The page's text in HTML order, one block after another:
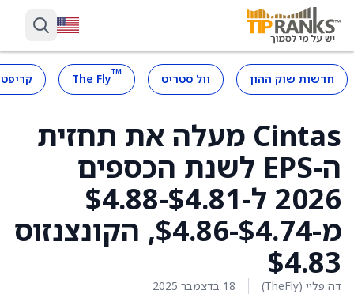
חדשות שוק ההון וול סטריט ™
The Fly
Cintas מעלה את תחזית
ה-EPS לשנת הכספים
2026 ל-$4.81-$4.88
מ-$4.74-$4.86, הקונצנזוס
$4.83
דה פליי (TheFly) 18 בדצמבר 2025